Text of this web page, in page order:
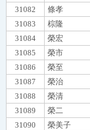
31082
條孝
31083
棕隆
31084
榮宏
31085
榮市
31086
榮至
31087
榮治
31088
榮清
31089
榮二
31090
榮美子